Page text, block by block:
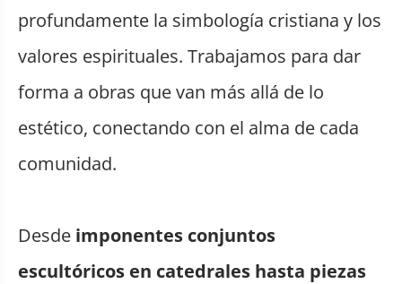
profundamente la simbología cristiana y los
valores espirituales. Trabajamos para dar
forma a obras que van más allá de lo
estético, conectando con el alma de cada
comunidad.
Desde imponentes conjuntos
escultóricos en catedrales hasta piezas